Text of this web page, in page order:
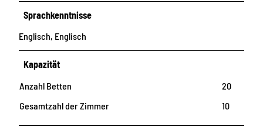
Sprachkenntnisse
Englisch, Englisch
Kapazität
Anzahl Betten
20
Gesamtzahl der Zimmer
10